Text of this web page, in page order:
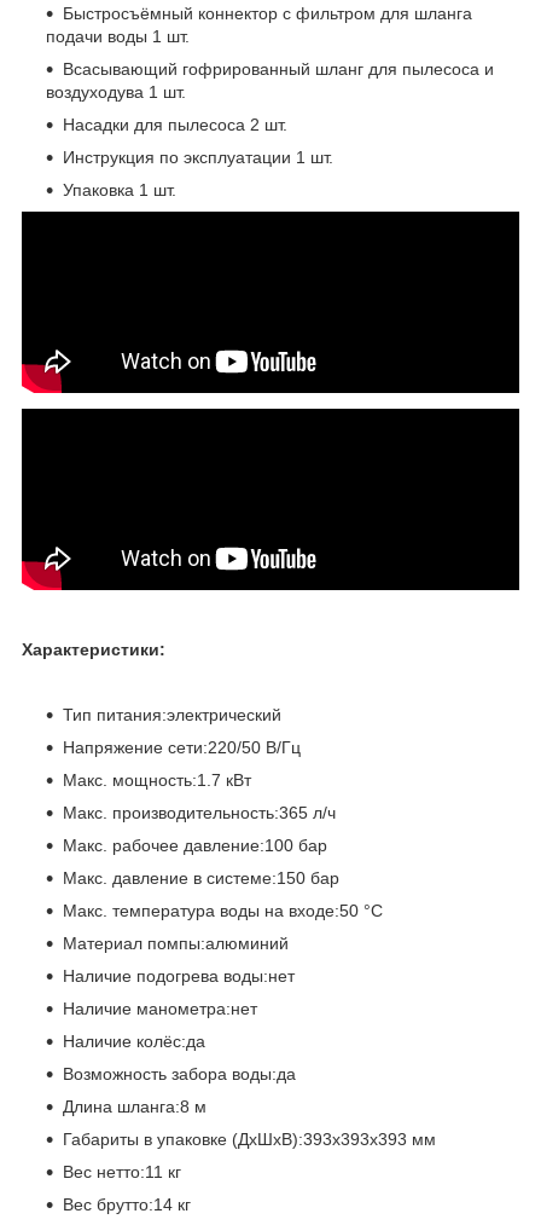
Быстросъёмный коннектор с фильтром для шланга
подачи воды 1 шт.
Всасывающий гофрированный шланг для пылесоса и
воздуходува 1 шт.
Насадки для пылесоса 2 шт.
Инструкция по эксплуатации 1 шт.
Упаковка 1 шт.
Характеристики:
Тип питания:электрический
Напряжение сети:220/50 В/Гц
Макс. мощность:1.7 кВт
Макс. производительность:365 л/ч
Макс. рабочее давление:100 бар
Макс. давление в системе:150 бар
Макс. температура воды на входе:50 °C
Материал помпы:алюминий
Наличие подогрева воды:нет
Наличие манометра:нет
Наличие колёс:да
Возможность забора воды:да
Длина шланга:8 м
Габариты в упаковке (ДxШxВ):393x393x393 мм
Вес нетто:11 кг
Вес брутто:14 кг